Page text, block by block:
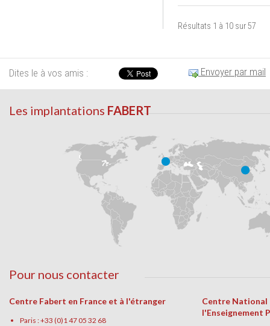
Résultats 1 à 10 sur 57
Dites le à vos amis : Envoyer par mail
Les implantations FABERT
Pour nous contacter
Centre Fabert en France et à l'étranger
Paris : +33 (0)1 47 05 32 68
Centre National
l'Enseignement